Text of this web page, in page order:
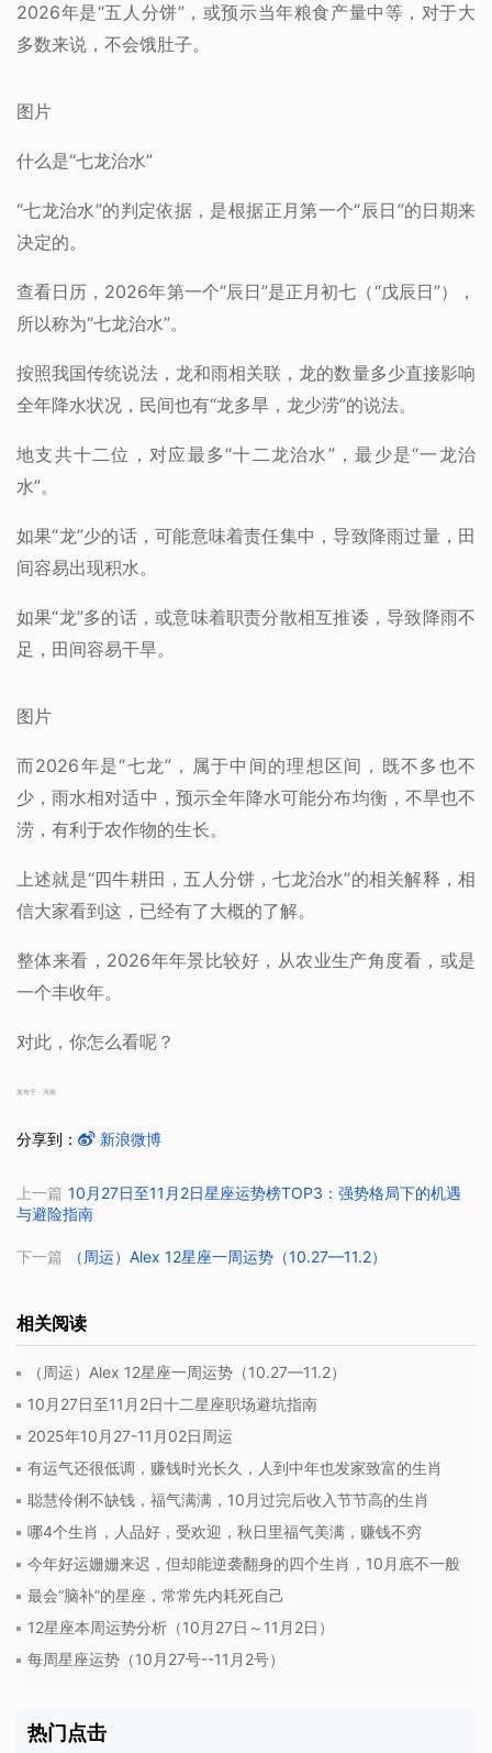
2026年是“五人分饼”，或预示当年粮食产量中等，对于大
多数来说，不会饿肚子。
图片
什么是“七龙治水”
“七龙治水”的判定依据，是根据正月第一个“辰日”的日期来
决定的。
查看日历，2026年第一个“辰日”是正月初七（“戊辰日”），
所以称为“七龙治水”。
按照我国传统说法，龙和雨相关联，龙的数量多少直接影响
全年降水状况，民间也有“龙多旱，龙少涝”的说法。
地支共十二位，对应最多“十二龙治水”，最少是“一龙治
水”。
如果“龙”少的话，可能意味着责任集中，导致降雨过量，田
间容易出现积水。
如果“龙”多的话，或意味着职责分散相互推诿，导致降雨不
足，田间容易干旱。
图片
而2026年是“七龙”，属于中间的理想区间，既不多也不
少，雨水相对适中，预示全年降水可能分布均衡，不旱也不
涝，有利于农作物的生长。
上述就是“四牛耕田，五人分饼，七龙治水”的相关解释，相
信大家看到这，已经有了大概的了解。
整体来看，2026年年景比较好，从农业生产角度看，或是
一个丰收年。
对此，你怎么看呢？
发布于：河南
分享到： 新浪微博
上一篇 10月27日至11月2日星座运势榜TOP3：强势格局下的机遇
与避险指南
下一篇 （周运）Alex 12星座一周运势（10.27—11.2）
相关阅读
（周运）Alex 12星座一周运势（10.27—11.2）
10月27日至11月2日十二星座职场避坑指南
2025年10月27-11月02日周运
有运气还很低调，赚钱时光长久，人到中年也发家致富的生肖
聪慧伶俐不缺钱，福气满满，10月过完后收入节节高的生肖
哪4个生肖，人品好，受欢迎，秋日里福气美满，赚钱不穷
今年好运姗姗来迟，但却能逆袭翻身的四个生肖，10月底不一般
最会“脑补”的星座，常常先内耗死自己
12星座本周运势分析（10月27日～11月2日）
每周星座运势（10月27号--11月2号）
热门点击